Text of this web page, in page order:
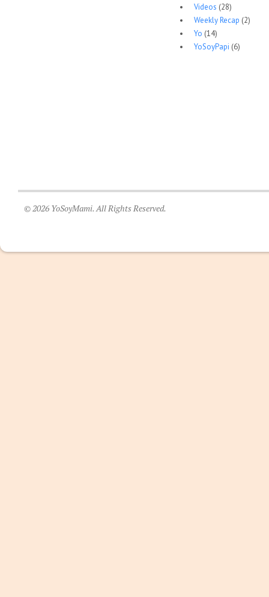
Videos (28)
Weekly Recap (2)
Yo (14)
YoSoyPapi (6)
© 2026 YoSoyMami. All Rights Reserved.